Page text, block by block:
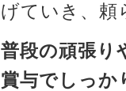
げていき、頼
普段の頑張り
賞与でしっか